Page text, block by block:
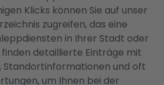
Klicks können Sie auf unser
zugreifen, das eine
in Ihrer Stadt oder
finden detaillierte Einträge mit
Standortinformationen und oft
um Ihnen bei der